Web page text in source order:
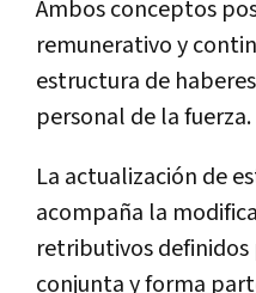
Ambos conceptos
remunerativo y
estructura de
personal de la fuerza.
La actualización de
acompaña la
retributivos
conjunta y forma